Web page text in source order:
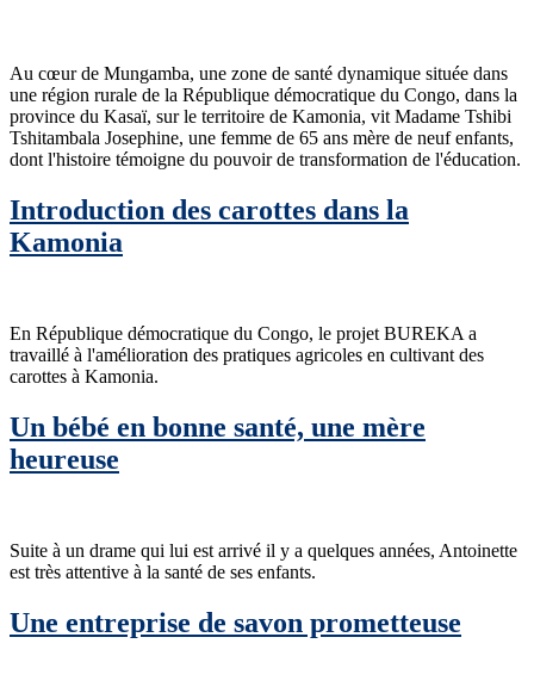
Au cœur de Mungamba, une zone de santé dynamique située dans
une région rurale de la République démocratique du Congo, dans la
province du Kasaï, sur le territoire de Kamonia, vit Madame Tshibi
Tshitambala Josephine, une femme de 65 ans mère de neuf enfants,
dont l'histoire témoigne du pouvoir de transformation de l'éducation.
Introduction des carottes dans la
Kamonia
En République démocratique du Congo, le projet BUREKA a
travaillé à l'amélioration des pratiques agricoles en cultivant des
carottes à Kamonia.
Un bébé en bonne santé, une mère
heureuse
Suite à un drame qui lui est arrivé il y a quelques années, Antoinette
est très attentive à la santé de ses enfants.
Une entreprise de savon prometteuse